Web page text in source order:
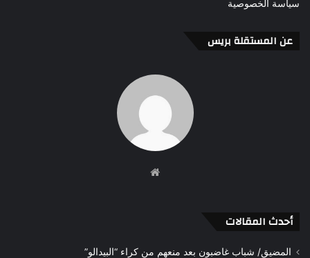
سياسة الخصوصية
عن المستقلة بريس
أحدث المقالات
المضيق/ شباب غاضبون بعد منعهم من كراء “البيدالو”